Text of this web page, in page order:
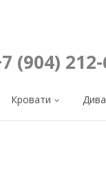
(904)
Кровати